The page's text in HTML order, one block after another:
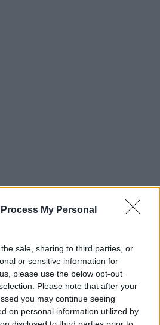
My Personal
sale, sharing to third parties, or
or sensitive information for
please use the below opt-out
Please note that after your
you may continue seeing
on personal information utilized by
εξαφανίστηκε η Dido; Η
που πούλησε 40